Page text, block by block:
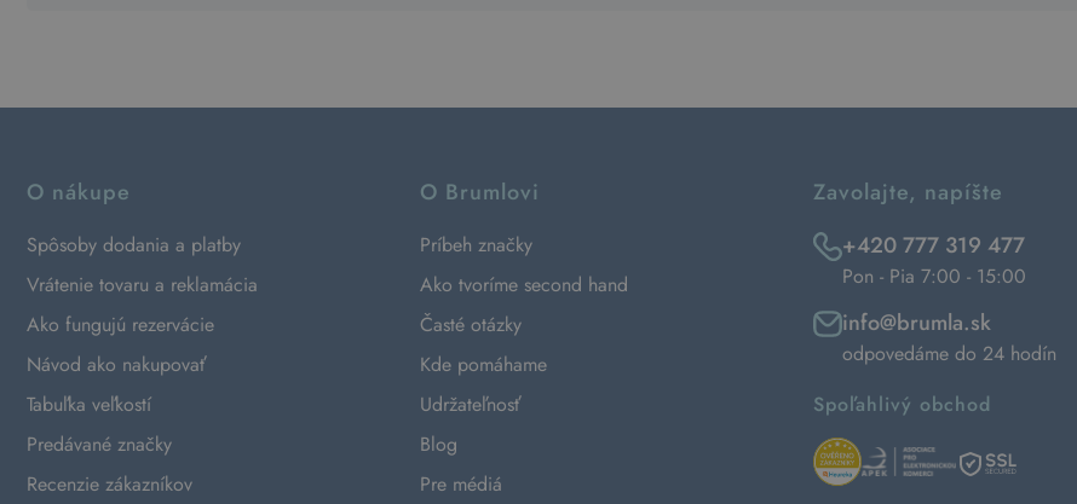
O nákupe
Spôsoby dodania a platby
Vrátenie tovaru a reklamácia
Ako fungujú rezervácie
Návod ako nakupovať
Tabuľka veľkostí
Predávané značky
Recenzie zákazníkov
O Brumlovi
Príbeh značky
Ako tvoríme second hand
Časté otázky
Kde pomáhame
Udržateľnosť
Blog
Pre médiá
Zavolajte, napíšte
+420 777 319 477
Pon - Pia 7:00 - 15:00
info@brumla.sk
odpovedáme do 24 hodín
Spoľahlivý obchod